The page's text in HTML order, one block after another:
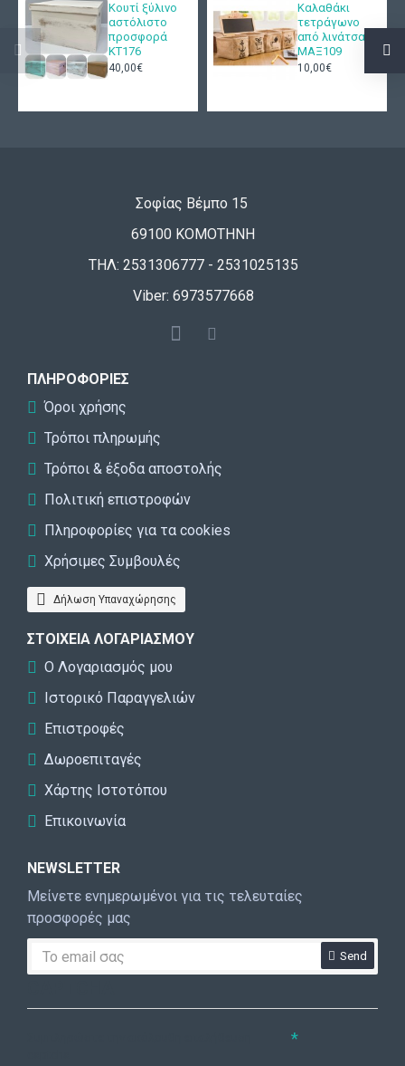
Κουτί ξύλινο
αστόλιστο
προσφορά
ΚΤ176
40,00€
Καλαθάκι
τετράγωνο
από λινάτσα
ΜΑΞ109
10,00€
Σοφίας Βέμπο 15
69100 ΚΟΜΟΤΗΝΗ
ΤΗΛ: 2531306777 - 2531025135
Viber: 6973577668
ΠΛΗΡΟΦΟΡΊΕΣ
Όροι χρήσης
Τρόποι πληρωμής
Τρόποι & έξοδα αποστολής
Πολιτική επιστροφών
Πληροφορίες για τα cookies
Χρήσιμες Συμβουλές
Δήλωση Υπαναχώρησης
ΣΤΟΙΧΕΊΑ ΛΟΓΑΡΙΑΣΜΟΎ
Ο Λογαριασμός μου
Ιστορικό Παραγγελιών
Επιστροφές
Δωροεπιταγές
Χάρτης Ιστοτόπου
Επικοινωνία
NEWSLETTER
Μείνετε ενημερωμένοι για τις τελευταίες
προσφορές μας
Send